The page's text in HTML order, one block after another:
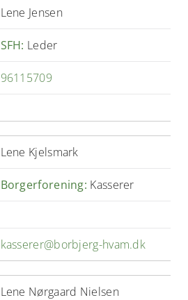
Lene Jensen
SFH: Leder
96115709
Lene Kjelsmark
Borgerforening: Kasserer
kasserer@borbjerg-hvam.dk
Lene Nørgaard Nielsen